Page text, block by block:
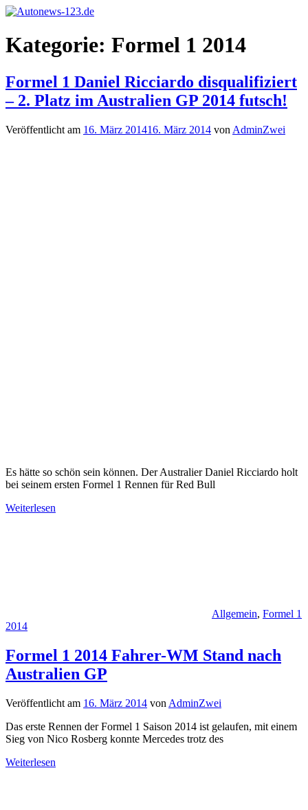
Zum
springen
123.de
mit
Kategorie: Formel 1 2014
Formel 1 Daniel Ricciardo disqualifiziert
– 2. Platz im Australien GP 2014 futsch!
Veröffentlicht am 16. März 201416. März 2014 von AdminZwei
Es hätte so schön sein können. Der Australier Daniel Ricciardo holt
bei seinem ersten Formel 1 Rennen für Red Bull
Weiterlesen
Allgemein, Formel 1
2014
Formel 1 2014 Fahrer-WM Stand nach
Australien GP
Veröffentlicht am 16. März 2014 von AdminZwei
Das erste Rennen der Formel 1 Saison 2014 ist gelaufen, mit einem
Sieg von Nico Rosberg konnte Mercedes trotz des
Weiterlesen